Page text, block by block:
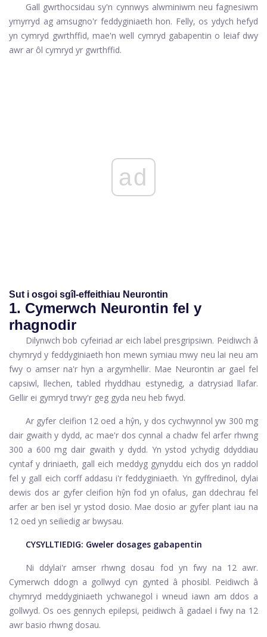
Gall gwrthocsidau sy'n cynnwys alwminiwm neu fagnesiwm
ymyrryd ag amsugno'r feddyginiaeth hon. Felly, os ydych hefyd
yn cymryd gwrthffid, mae'n well cymryd gabapentin o leiaf dwy
awr ar ôl cymryd yr gwrthffid.
ad
Sut i osgoi sgîl-effeithiau Neurontin
1. Cymerwch Neurontin fel y
rhagnodir
Dilynwch bob cyfeiriad ar eich label presgripsiwn. Peidiwch â
chymryd y feddyginiaeth hon mewn symiau mwy neu lai neu am
fwy o amser na'r hyn a argymhellir. Mae Neurontin ar gael fel
capsiwl, llechen, tabled rhyddhau estynedig, a datrysiad llafar.
Gellir ei gymryd trwy'r geg gyda neu heb fwyd.
Ar gyfer cleifion 12 oed a hŷn, y dos cychwynnol yw 300 mg
dair gwaith y dydd, ac mae'r dos cynnal a chadw fel arfer rhwng
300 a 600 mg dair gwaith y dydd. Yn ystod ychydig ddyddiau
cyntaf y driniaeth, gall eich meddyg gynyddu eich dos yn raddol
fel y gall eich corff addasu i'r feddyginiaeth. Yn gyffredinol, dylai
dewis dos ar gyfer cleifion hŷn fod yn ofalus, gan ddechrau fel
arfer ar ben isel yr ystod dosio. Mae dosio ar gyfer plant iau na
12 oed yn seiliedig ar bwysau.
CYSYLLTIEDIG: Gweler dosages gabapentin
Ni ddylai'r amser rhwng dosau fod yn fwy na 12 awr.
Cymerwch ddogn a gollwyd cyn gynted â phosibl. Peidiwch â
chymryd meddyginiaeth ychwanegol i wneud iawn am ddos ​​a
gollwyd. Os oes gennych epilepsi, peidiwch â gadael i fwy na 12
awr basio rhwng dosau.